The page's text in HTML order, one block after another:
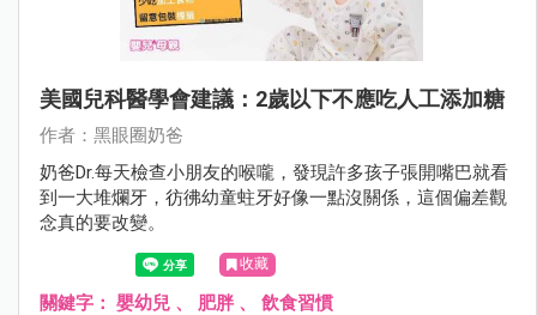
美國兒科醫學會建議：2歲以下不應吃人工添加糖
作者：黑眼圈奶爸
奶爸Dr.每天檢查小朋友的喉嚨，發現許多孩子張開嘴巴就看
到一大堆爛牙，彷彿幼童蛀牙好像一點沒關係，這個偏差觀
念真的要改變。
收藏
關鍵字： 嬰幼兒 、 肥胖、 飲食習慣